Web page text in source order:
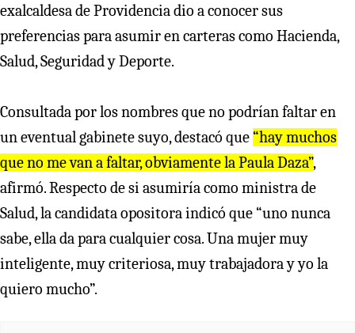
exalcaldesa de Providencia dio a conocer sus
preferencias para asumir en carteras como Hacienda,
Salud, Seguridad y Deporte.
Consultada por los nombres que no podrían faltar en
un eventual gabinete suyo, destacó que “hay muchos
que no me van a faltar, obviamente la Paula Daza”,
afirmó. Respecto de si asumiría como ministra de
Salud, la candidata opositora indicó que “uno nunca
sabe, ella da para cualquier cosa. Una mujer muy
inteligente, muy criteriosa, muy trabajadora y yo la
quiero mucho”.